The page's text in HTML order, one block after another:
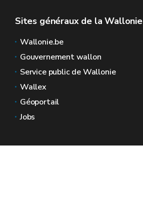
Sites généraux de la Wallonie
Wallonie.be
Gouvernement wallon
Service public de Wallonie
Wallex
Géoportail
Jobs